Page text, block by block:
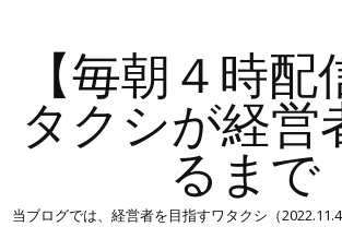
【毎朝４時配
タクシが経営
るまで
当ブログでは、経営者を目指すワタクシ（